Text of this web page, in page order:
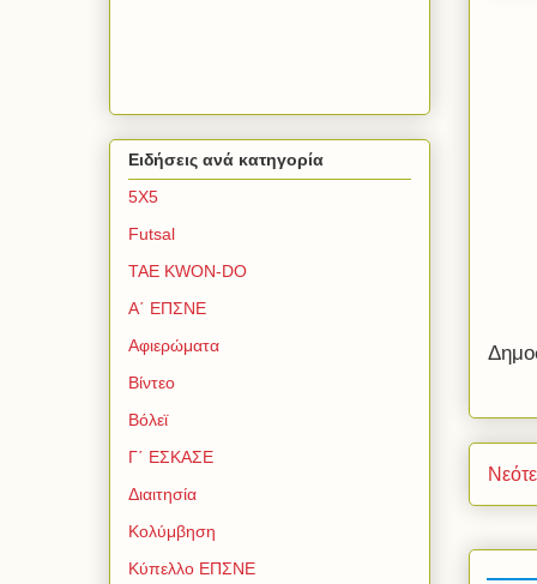
Ειδήσεις ανά κατηγορία
5Χ5
Futsal
TAE KWON-DO
Α΄ ΕΠΣΝΕ
Αφιερώματα
Βίντεο
Βόλεϊ
Γ΄ ΕΣΚΑΣΕ
Διαιτησία
Κολύμβηση
Κύπελλο ΕΠΣΝΕ